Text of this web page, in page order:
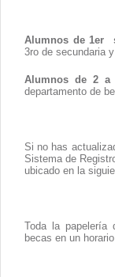
Alumnos de 1er
3ro de secundaria
Alumnos de 2 a
departamento de
Si no has
Sistema de
ubicado en la
Toda la papelería
becas en un